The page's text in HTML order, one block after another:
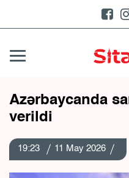
Azərbaycanda
verildi
19:23 11 May 2026